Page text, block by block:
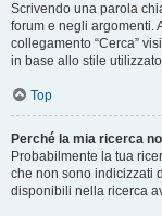
Scrivendo una parola
forum e negli argomenti.
collegamento “Cerca”
in base allo stile
Top
Perché la mia ricerca
Probabilmente la tua
che non sono indicizzati
disponibili nella ricerca